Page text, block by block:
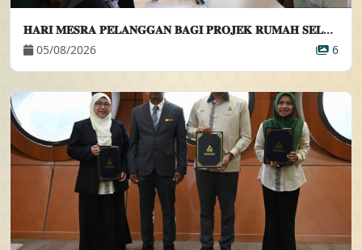
𝐇𝐀𝐑𝐈 𝐌𝐄𝐒𝐑𝐀 𝐏𝐄𝐋𝐀𝐍𝐆𝐆𝐀𝐍 𝐁𝐀𝐆𝐈 𝐏𝐑𝐎𝐉𝐄𝐊 𝐑𝐔𝐌𝐀𝐇 𝐒𝐄𝐋𝐀𝐍𝐆𝐎𝐑𝐊𝐔 𝐈𝐃𝐀𝐌𝐀𝐍 𝐀𝐌𝐀𝐍𝐈 (𝐄𝐋𝐌𝐈𝐍𝐀 𝟒)
05/08/2026
6